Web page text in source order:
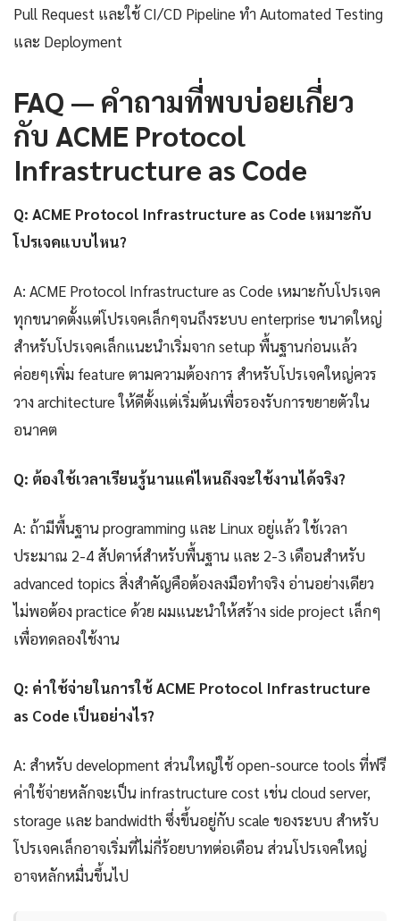
Pull Request และใช้ CI/CD Pipeline ทำ Automated Testing
และ Deployment
FAQ — คำถามที่พบบ่อยเกี่ยว
กับ ACME Protocol
Infrastructure as Code
Q: ACME Protocol Infrastructure as Code เหมาะกับ
โปรเจคแบบไหน?
A: ACME Protocol Infrastructure as Code เหมาะกับโปรเจค
ทุกขนาดตั้งแต่โปรเจคเล็กๆจนถึงระบบ enterprise ขนาดใหญ่
สำหรับโปรเจคเล็กแนะนำเริ่มจาก setup พื้นฐานก่อนแล้ว
ค่อยๆเพิ่ม feature ตามความต้องการ สำหรับโปรเจคใหญ่ควร
วาง architecture ให้ดีตั้งแต่เริ่มต้นเพื่อรองรับการขยายตัวใน
อนาคต
Q: ต้องใช้เวลาเรียนรู้นานแค่ไหนถึงจะใช้งานได้จริง?
A: ถ้ามีพื้นฐาน programming และ Linux อยู่แล้ว ใช้เวลา
ประมาณ 2-4 สัปดาห์สำหรับพื้นฐาน และ 2-3 เดือนสำหรับ
advanced topics สิ่งสำคัญคือต้องลงมือทำจริง อ่านอย่างเดียว
ไม่พอต้อง practice ด้วย ผมแนะนำให้สร้าง side project เล็กๆ
เพื่อทดลองใช้งาน
Q: ค่าใช้จ่ายในการใช้ ACME Protocol Infrastructure
as Code เป็นอย่างไร?
A: สำหรับ development ส่วนใหญ่ใช้ open-source tools ที่ฟรี
ค่าใช้จ่ายหลักจะเป็น infrastructure cost เช่น cloud server,
storage และ bandwidth ซึ่งขึ้นอยู่กับ scale ของระบบ สำหรับ
โปรเจคเล็กอาจเริ่มที่ไม่กี่ร้อยบาทต่อเดือน ส่วนโปรเจคใหญ่
อาจหลักหมื่นขึ้นไป